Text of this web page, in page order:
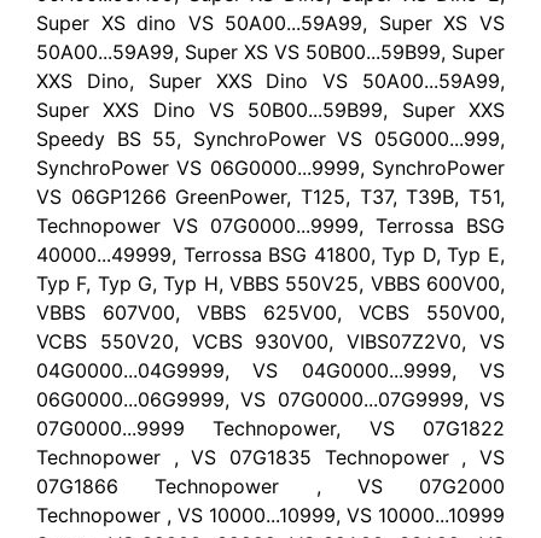
Super XS dino VS 50A00...59A99, Super XS VS
50A00...59A99, Super XS VS 50B00...59B99, Super
XXS Dino, Super XXS Dino VS 50A00...59A99,
Super XXS Dino VS 50B00...59B99, Super XXS
Speedy BS 55, SynchroPower VS 05G000...999,
SynchroPower VS 06G0000...9999, SynchroPower
VS 06GP1266 GreenPower, T125, T37, T39B, T51,
Technopower VS 07G0000...9999, Terrossa BSG
40000...49999, Terrossa BSG 41800, Typ D, Typ E,
Typ F, Typ G, Typ H, VBBS 550V25, VBBS 600V00,
VBBS 607V00, VBBS 625V00, VCBS 550V00,
VCBS 550V20, VCBS 930V00, VIBS07Z2V0, VS
04G0000...04G9999, VS 04G0000...9999, VS
06G0000...06G9999, VS 07G0000...07G9999, VS
07G0000...9999 Technopower, VS 07G1822
Technopower , VS 07G1835 Technopower , VS
07G1866 Technopower , VS 07G2000
Technopower , VS 10000...10999, VS 10000...10999